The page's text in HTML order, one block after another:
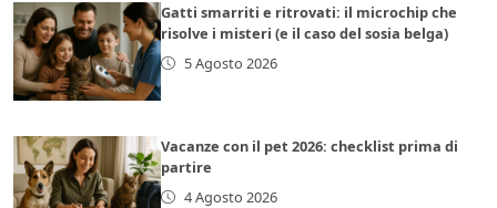
Gatti smarriti e ritrovati: il microchip che
risolve i misteri (e il caso del sosia belga)
5 Agosto 2026
Vacanze con il pet 2026: checklist prima di
partire
4 Agosto 2026